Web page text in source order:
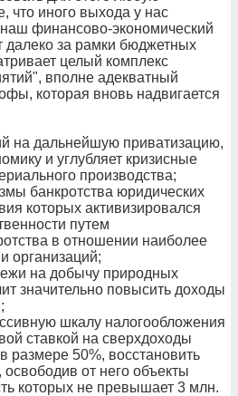
что иного выхода у нас
наш финансово-экономический
далеко за рамки бюджетных
целый комплекс
вполне адекватный
которая вновь надвигается
на дальнейшую приватизацию,
и углубляет кризисные
производства;
банкротства юридических
которых активизировался
путем
в отношении наиболее
организаций;
на добычу природных
значительно повысить доходы
шкалу налогообложения
ставкой на сверхдоходы
размере 50%, восстановить
от него объекты
которых не превышает 3 млн.